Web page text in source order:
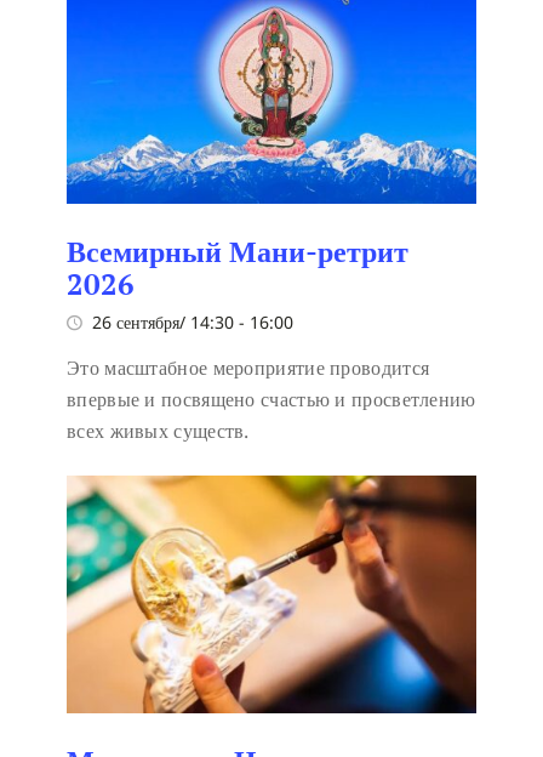
Всемирный Мани-ретрит
2026
26 сентября/ 14:30 - 16:00
Это масштабное мероприятие проводится
впервые и посвящено счастью и просветлению
всех живых существ.